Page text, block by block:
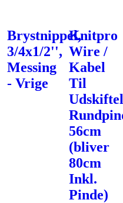
Brystnippel,
3/4x1/2'',
Messing
- Vrige
Knitpro
Wire /
Kabel
Til
56cm
(bliver
80cm
Inkl.
Pinde)